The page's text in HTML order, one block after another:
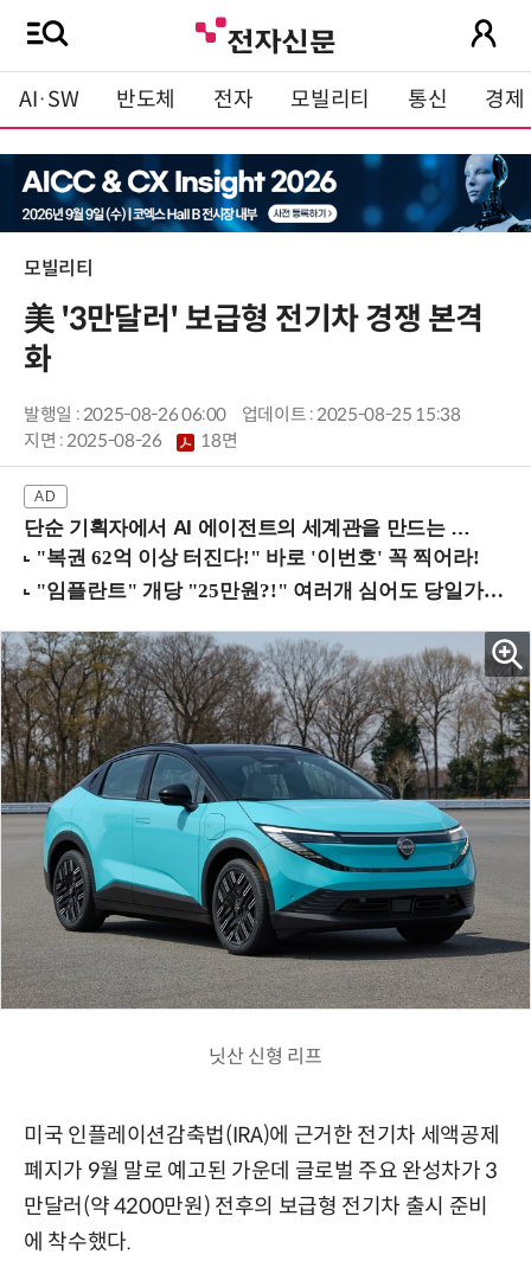
AI·SW 반도체 전자 모빌리티 통신 경제
모빌리티
美 '3만달러' 보급형 전기차 경쟁 본격
화
발행일 : 2025-08-26 06:00
업데이트 : 2025-08-25 15:38
지면 :2025-08-26 18면
단순 기획자에서 AI 에이전트의 세계관을 만드는 지식 설계자로.. (8/20 강남역)
닛산 신형 리프
미국 인플레이션감축법(IRA)에 근거한 전기차 세액공제
폐지가 9월 말로 예고된 가운데 글로벌 주요 완성차가 3
만달러(약 4200만원) 전후의 보급형 전기차 출시 준비
에 착수했다.